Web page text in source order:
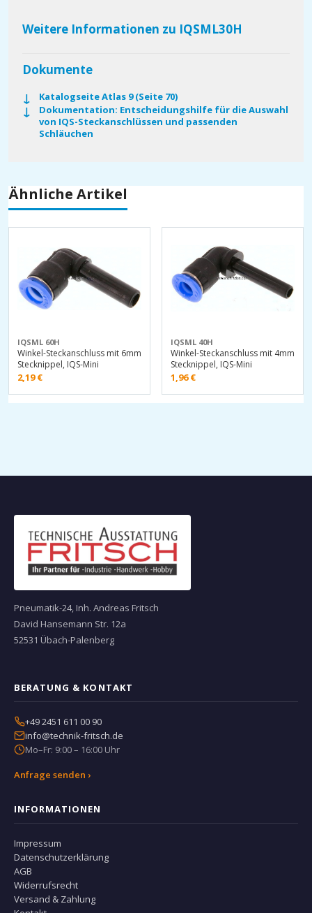
Weitere Informationen zu IQSML30H
Dokumente
Katalogseite Atlas 9 (Seite 70)
Dokumentation: Entscheidungshilfe für die Auswahl
von IQS-Steckanschlüssen und passenden
Schläuchen
Ähnliche Artikel
IQSML 60H
Winkel-Steckanschluss mit 6mm
Stecknippel, IQS-Mini
2,19€
IQSML 40H
Winkel-Steckanschluss mit 4mm
Stecknippel, IQS-Mini
1,96€
Pneumatik-24, Inh. Andreas Fritsch
David Hansemann Str. 12a
52531 Übach-Palenberg
BERATUNG & KONTAKT
+49 2451 611 00 90
info@technik-fritsch.de
Mo–Fr: 9:00 – 16:00 Uhr
Anfrage senden ›
INFORMATIONEN
Impressum
Datenschutzerklärung
AGB
Widerrufsrecht
Versand & Zahlung